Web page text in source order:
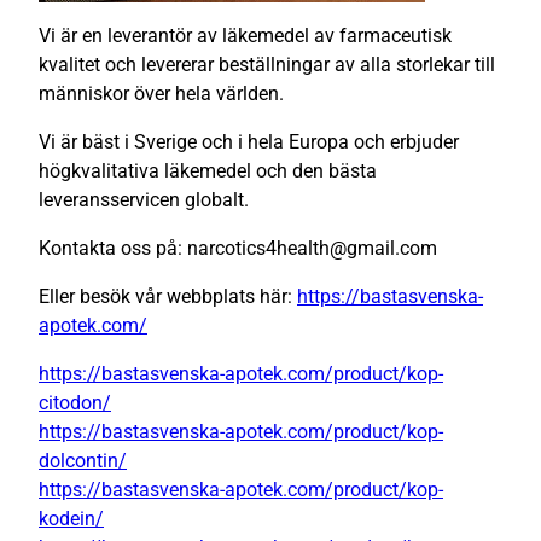
Vi är en leverantör av läkemedel av farmaceutisk
kvalitet och levererar beställningar av alla storlekar till
människor över hela världen.
Vi är bäst i Sverige och i hela Europa och erbjuder
högkvalitativa läkemedel och den bästa
leveransservicen globalt.
Kontakta oss på: narcotics4health@gmail.com
Eller besök vår webbplats här: https://bastasvenska-
apotek.com/
https://bastasvenska-apotek.com/product/kop-
citodon/
https://bastasvenska-apotek.com/product/kop-
dolcontin/
https://bastasvenska-apotek.com/product/kop-
kodein/